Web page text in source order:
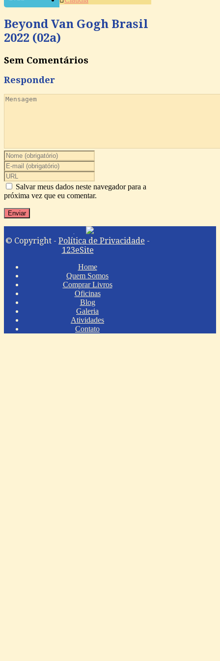
Beyond Van Gogh Brasil
2022 (02a)
Sem Comentários
Responder
Salvar meus dados neste navegador para a
próxima vez que eu comentar.
© Copyright - Política de Privacidade -
123eSite
Home
Quem Somos
Comprar Livros
Oficinas
Blog
Galeria
Atividades
Contato